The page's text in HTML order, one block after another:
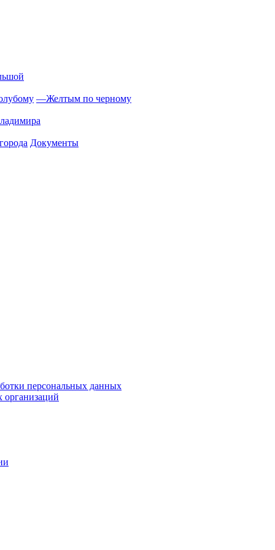
—Желтым по черному
Документы
персональных данных
организаций